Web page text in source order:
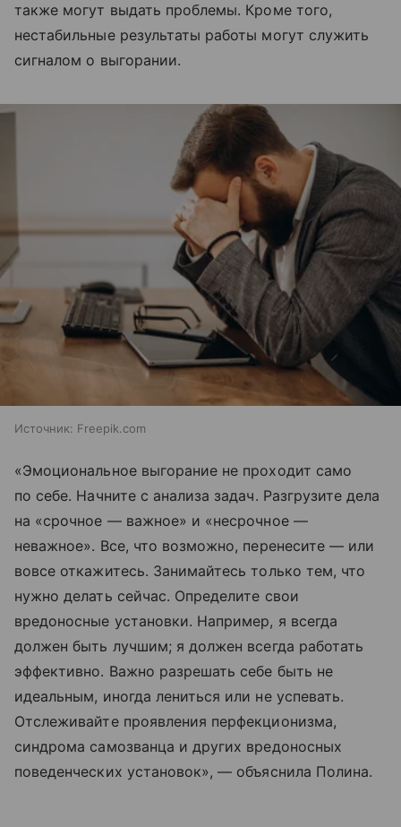
также могут выдать проблемы. Кроме того,
нестабильные результаты работы могут служить
сигналом о выгорании.
Источник: Freepik.com
«Эмоциональное выгорание не проходит само
по себе. Начните с анализа задач. Разгрузите дела
на «срочное — важное» и «несрочное —
неважное». Все, что возможно, перенесите — или
вовсе откажитесь. Занимайтесь только тем, что
нужно делать сейчас. Определите свои
вредоносные установки. Например, я всегда
должен быть лучшим; я должен всегда работать
эффективно. Важно разрешать себе быть не
идеальным, иногда лениться или не успевать.
Отслеживайте проявления перфекционизма,
синдрома самозванца и других вредоносных
поведенческих установок», — объяснила Полина.